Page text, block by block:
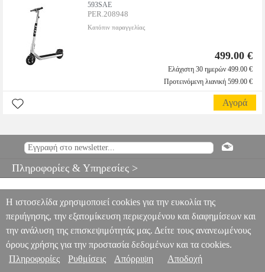
593SAE
PER.208948
Κατόπιν παραγγελίας
499.00 €
Ελάχιστη 30 ημερών 499.00 €
Προτεινόμενη λιανική 599.00 €
Αγορά
Πληροφορίες & Υπηρεσίες >
Η ιστοσελίδα χρησιμοποιεί cookies για την ευκολία της
περιήγησης, την εξατομίκευση περιεχομένου και διαφημίσεων και
την ανάλυση της επισκεψιμότητάς μας. Δείτε τους ανανεωμένους
όρους χρήσης για την προστασία δεδομένων και τα cookies.
Πληροφορίες
Ρυθμίσεις Απόρριψη Αποδοχή